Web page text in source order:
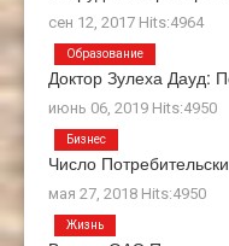
сен 12, 2017 Hits:4964
Доктор Зулеха Дауд:
июнь 06, 2019 Hits:4950
Образование
Число
мая 27, 2018 Hits:4950
Бизнес
Жизнь